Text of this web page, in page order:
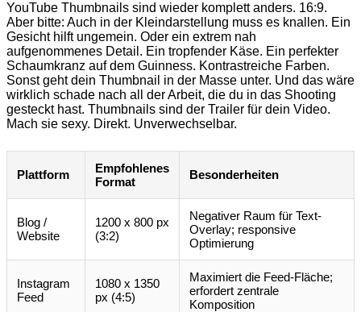
YouTube Thumbnails sind wieder komplett anders. 16:9.
Aber bitte: Auch in der Kleindarstellung muss es knallen. Ein
Gesicht hilft ungemein. Oder ein extrem nah
aufgenommenes Detail. Ein tropfender Käse. Ein perfekter
Schaumkranz auf dem Guinness. Kontrastreiche Farben.
Sonst geht dein Thumbnail in der Masse unter. Und das wäre
wirklich schade nach all der Arbeit, die du in das Shooting
gesteckt hast. Thumbnails sind der Trailer für dein Video.
Mach sie sexy. Direkt. Unverwechselbar.
Plattform
Empfohlenes
Format
Besonderheiten
Blog /
Website
1200 x 800 px
(3:2)
Negativer Raum für Text-
Overlay; responsive
Optimierung
Instagram
Feed
1080 x 1350
px (4:5)
Maximiert die Feed-Fläche;
erfordert zentrale
Komposition